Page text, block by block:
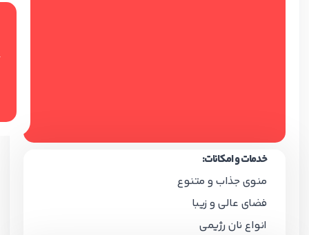
خدمات و امکانات:
منوی جذاب و متنوع
فضای عالی و زیبا
انواع نان رژیمی